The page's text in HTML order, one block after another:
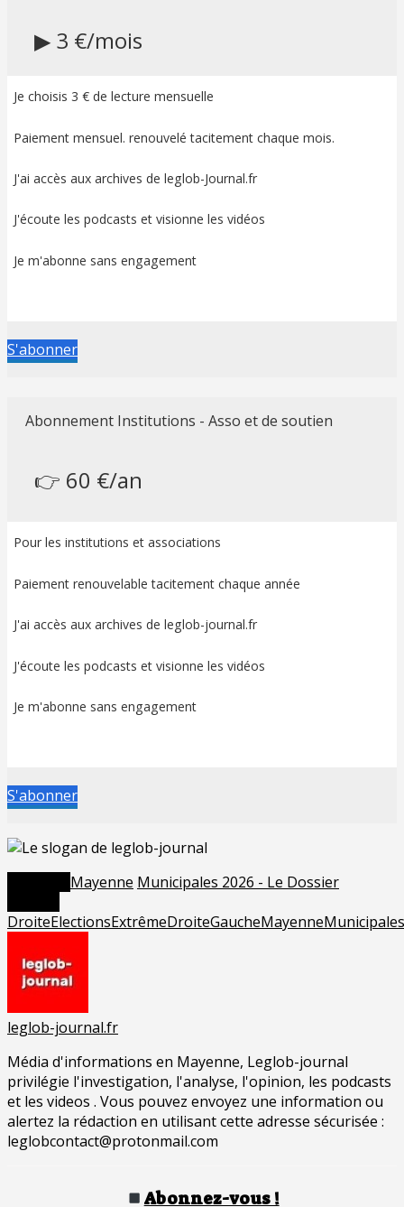
▶ 3 €/mois
Je choisis 3 € de lecture mensuelle
Paiement mensuel. renouvelé tacitement chaque mois.
J'ai accès aux archives de leglob-Journal.fr
J'écoute les podcasts et visionne les vidéos
Je m'abonne sans engagement
S'abonner
Abonnement Institutions - Asso et de soutien
👉 60 €/an
Pour les institutions et associations
Paiement renouvelable tacitement chaque année
J'ai accès aux archives de leglob-journal.fr
J'écoute les podcasts et visionne les vidéos
Je m'abonne sans engagement
S'abonner
Mayenne Municipales 2026 - Le Dossier
DroiteElectionsExtrêmeDroiteGaucheMayenne
leglob-journal.fr
Média d'informations en Mayenne, Leglob-journal
privilégie l'investigation, l'analyse, l'opinion, les podcasts
et les videos . Vous pouvez envoyez une information ou
alertez la rédaction en utilisant cette adresse sécurisée :
leglobcontact@protonmail.com
Abonnez-vous !